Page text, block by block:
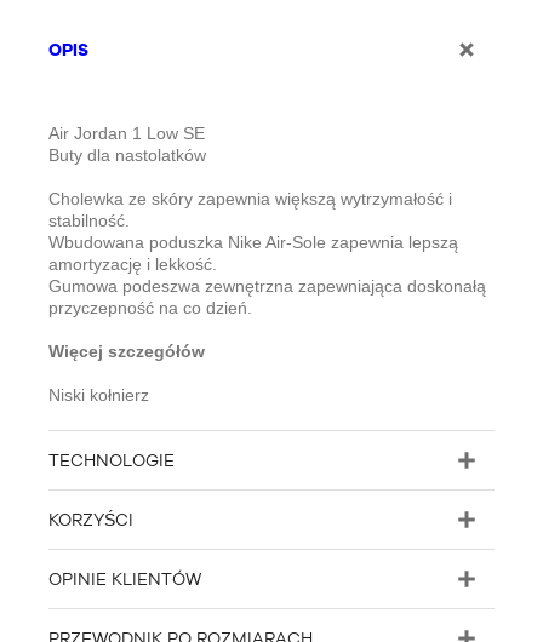
OPIS
Air Jordan 1 Low SE
Buty dla nastolatków
Cholewka ze skóry zapewnia większą wytrzymałość i
stabilność.
Wbudowana poduszka Nike Air-Sole zapewnia lepszą
amortyzację i lekkość.
Gumowa podeszwa zewnętrzna zapewniająca doskonałą
przyczepność na co dzień.
Więcej szczegółów
Niski kołnierz
TECHNOLOGIE
KORZYŚCI
OPINIE KLIENTÓW